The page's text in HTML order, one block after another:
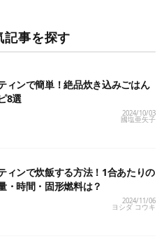
記事を探す
ィンで簡単！絶品炊き込みごはん
8選
2024/10/03
國塩亜矢子
ィンで炊飯する方法！1合あたりの
・時間・固形燃料は？
2024/11/06
ヨシダ コウキ